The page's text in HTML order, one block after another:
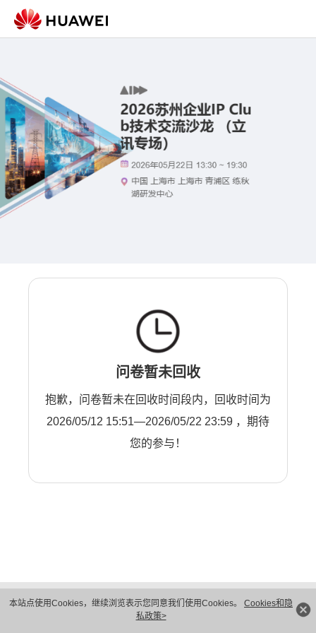
本站点使用Cookies，继续浏览表示您同意我们使用Cookies。 Cookies和隐
私政策>
问卷暂未回收
抱歉，问卷暂未在回收时间段内，回收时间为
2026/05/12 15:51—2026/05/22 23:59 ，期待
您的参与！
隐私保护
法律声明